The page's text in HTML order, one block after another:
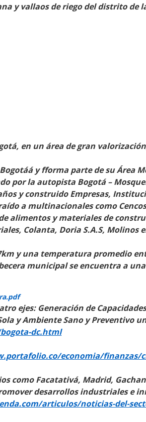
y vallaos de riego del distrito de
en un área de gran
y fforma parte de su Área
por la autopista Bogotá –
y construido Empresas,
a multinacionales como
alimentos y materiales de
Colanta, Doria S.A.S, Molinos
y una temperatura promedio
municipal se encuentra a
ejes: Generación de
y Ambiente Sano y Preventivo
dc.html
economia/finanzas/
como Facatativá, Madrid,
desarrollos industriales e
articulos/noticias-del-